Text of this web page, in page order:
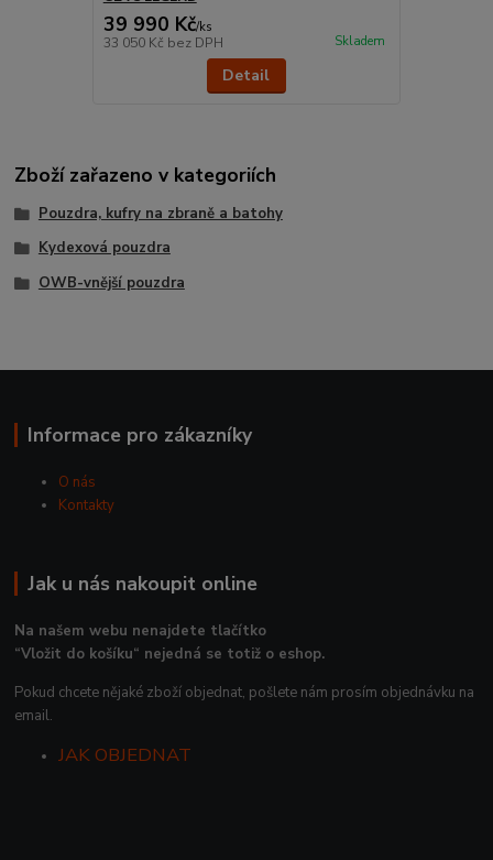
39 990 Kč/ks
33 050 Kč bez DPH Skladem
Detail
Zboží zařazeno v kategoriích
Pouzdra, kufry na zbraně a batohy
Kydexová pouzdra
OWB-vnější pouzdra
Informace pro zákazníky
O nás
Kontakty
Jak u nás nakoupit online
Na našem webu nenajdete tlačítko
“Vložit do košíku“ nejedná se totiž o eshop.
Pokud chcete nějaké zboží objednat, pošlete nám prosím objednávku na
email.
JAK OBJEDNAT